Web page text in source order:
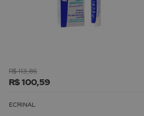
R$ 100,59
R$ 113,86
ECRINAL